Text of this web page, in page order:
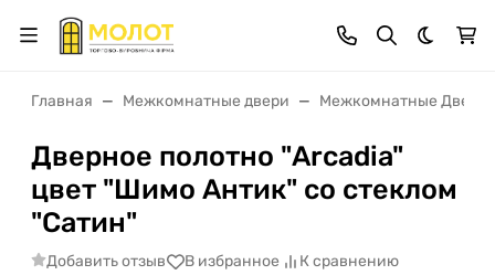
Темная
Главная Межкомнатные двери Межкомнатные Двери
Дверное полотно "Arcadia"
цвет "Шимо Антик" со стеклом
"Сатин"
Добавить отзыв В избранное К сравнению